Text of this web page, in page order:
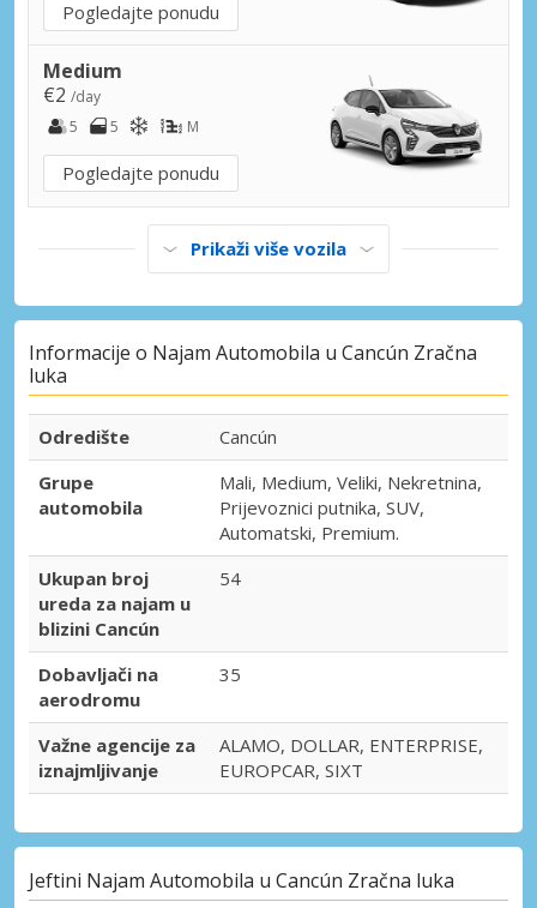
Pogledajte ponudu
Medium
€2 /day
5
5 M
Pogledajte ponudu
Prikaži više vozila
Informacije o Najam Automobila u Cancún Zračna
luka
Odredište
Cancún
Grupe
automobila
Mali, Medium, Veliki, Nekretnina,
Prijevoznici putnika, SUV,
Automatski, Premium.
Ukupan broj
ureda za najam u
blizini Cancún
54
Dobavljači na
aerodromu
35
Važne agencije za
iznajmljivanje
ALAMO, DOLLAR, ENTERPRISE,
EUROPCAR, SIXT
Jeftini Najam Automobila u Cancún Zračna luka